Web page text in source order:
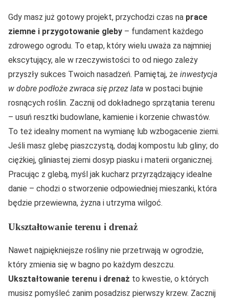
Gdy masz już gotowy projekt, przychodzi czas na prace
ziemne i przygotowanie gleby – fundament każdego
zdrowego ogrodu. To etap, który wielu uważa za najmniej
ekscytujący, ale w rzeczywistości to od niego zależy
przyszły sukces Twoich nasadzeń. Pamiętaj, że inwestycja
w dobre podłoże zwraca się przez lata w postaci bujnie
rosnących roślin. Zacznij od dokładnego sprzątania terenu
– usuń resztki budowlane, kamienie i korzenie chwastów.
To też idealny moment na wymianę lub wzbogacenie ziemi.
Jeśli masz glebę piaszczystą, dodaj kompostu lub gliny; do
ciężkiej, gliniastej ziemi dosyp piasku i materii organicznej.
Pracując z glebą, myśl jak kucharz przyrządzający idealne
danie – chodzi o stworzenie odpowiedniej mieszanki, która
będzie przewiewna, żyzna i utrzyma wilgoć.
Ukształtowanie terenu i drenaż
Nawet najpiękniejsze rośliny nie przetrwają w ogrodzie,
który zmienia się w bagno po każdym deszczu.
Ukształtowanie terenu i drenaż to kwestie, o których
musisz pomyśleć zanim posadzisz pierwszy krzew. Zacznij